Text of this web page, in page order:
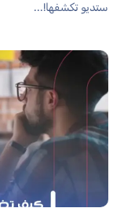
ستديو تكشفها!...